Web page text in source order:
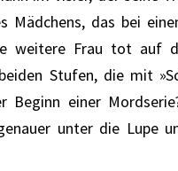
Mädchens, das bei
weitere Frau tot auf
Stufen, die mit
Beginn einer
unter die Lupe